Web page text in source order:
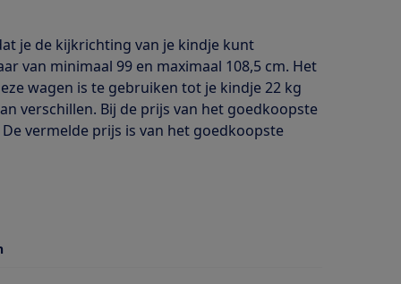
je de kijkrichting van je kindje kunt
van minimaal 99 en maximaal 108,5 cm. Het
wagen is te gebruiken tot je kindje 22 kg
verschillen. Bij de prijs van het goedkoopste
vermelde prijs is van het goedkoopste